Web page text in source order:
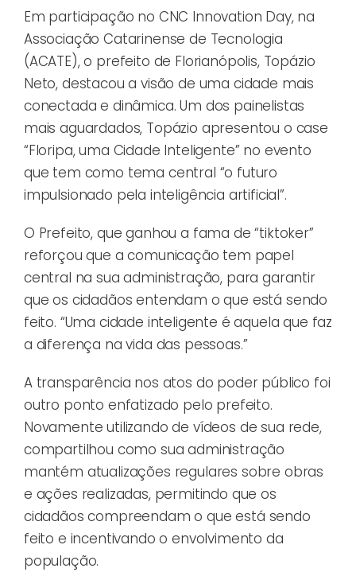
Em participação no CNC Innovation Day, na
Associação Catarinense de Tecnologia
(ACATE), o prefeito de Florianópolis, Topázio
Neto, destacou a visão de uma cidade mais
conectada e dinâmica. Um dos painelistas
mais aguardados, Topázio apresentou o case
“Floripa, uma Cidade Inteligente” no evento
que tem como tema central “o futuro
impulsionado pela inteligência artificial”.
O Prefeito, que ganhou a fama de “tiktoker”
reforçou que a comunicação tem papel
central na sua administração, para garantir
que os cidadãos entendam o que está sendo
feito. “Uma cidade inteligente é aquela que faz
a diferença na vida das pessoas.”
A transparência nos atos do poder público foi
outro ponto enfatizado pelo prefeito.
Novamente utilizando de vídeos de sua rede,
compartilhou como sua administração
mantém atualizações regulares sobre obras
e ações realizadas, permitindo que os
cidadãos compreendam o que está sendo
feito e incentivando o envolvimento da
população.